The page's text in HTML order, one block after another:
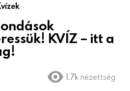
KVÍZ – itt a
1.7k nézettség